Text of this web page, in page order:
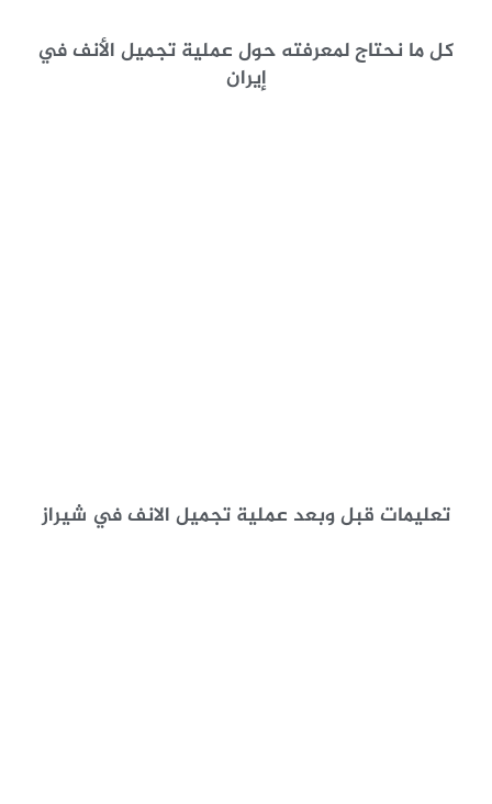
كل ما نحتاج لمعرفته حول عملية تجميل الأنف في
إيران
تعليمات قبل وبعد عملية تجميل الانف في شيراز